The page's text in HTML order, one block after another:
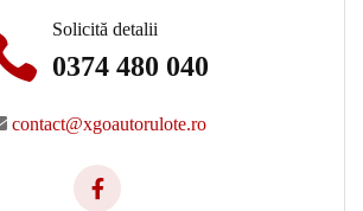
Solicită detalii
0374 480 040
contact@xgoautorulote.ro